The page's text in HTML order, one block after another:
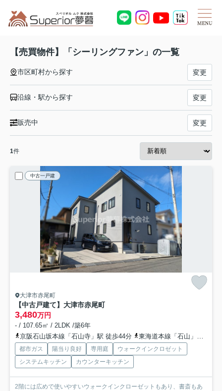
【売買物件】「シーリングファン」の一覧
市区町村から探す 変更
沿線・駅から探す 変更
販売中 変更
1件
中古一戸建
大津市赤尾町
【中古戸建て】大津市赤尾町
3,480万円
- / 107.65㎡ / 2LDK /築6年
京阪石山坂本線「石山寺」駅 徒歩44分
東海道本線「石山」駅 徒歩64分
都市ガス 陽当り良好 専用庭
ウォークインクロゼット
システムキッチン
カウンターキッチン
2階には広めで使いやすいウォークインクローゼットもあり、書斎もあ